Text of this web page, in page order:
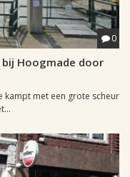
0
Hoogmade door
kampt met een grote scheur